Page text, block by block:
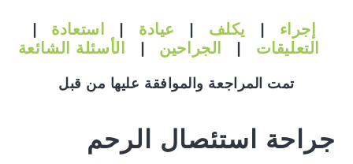
إجراء | يكلف | عيادة | استعادة
|
التعليقات
| الجراحين | الأسئلة الشائعة
تمت المراجعة والموافقة عليها من قبل
جراحة استئصال الرحم